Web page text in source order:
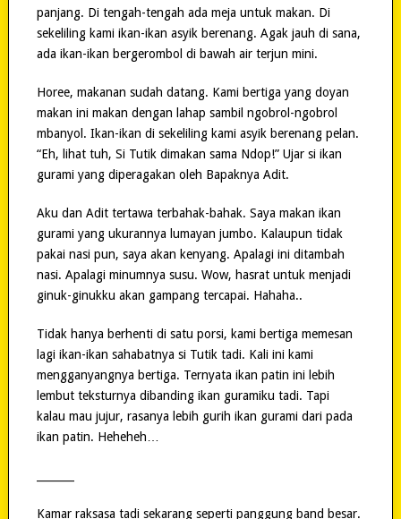
panjang. Di tengah-tengah ada meja untuk makan. Di
sekeliling kami ikan-ikan asyik berenang. Agak jauh di sana,
ada ikan-ikan bergerombol di bawah air terjun mini.
Horee, makanan sudah datang. Kami bertiga yang doyan
makan ini makan dengan lahap sambil ngobrol-ngobrol
mbanyol. Ikan-ikan di sekeliling kami asyik berenang pelan.
“Eh, lihat tuh, Si Tutik dimakan sama Ndop!” Ujar si ikan
gurami yang diperagakan oleh Bapaknya Adit.
Aku dan Adit tertawa terbahak-bahak. Saya makan ikan
gurami yang ukurannya lumayan jumbo. Kalaupun tidak
pakai nasi pun, saya akan kenyang. Apalagi ini ditambah
nasi. Apalagi minumnya susu. Wow, hasrat untuk menjadi
ginuk-ginukku akan gampang tercapai. Hahaha..
Tidak hanya berhenti di satu porsi, kami bertiga memesan
lagi ikan-ikan sahabatnya si Tutik tadi. Kali ini kami
mengganyangnya bertiga. Ternyata ikan patin ini lebih
lembut teksturnya dibanding ikan guramiku tadi. Tapi
kalau mau jujur, rasanya lebih gurih ikan gurami dari pada
ikan patin. Heheheh…
Kamar raksasa tadi sekarang seperti panggung band besar.